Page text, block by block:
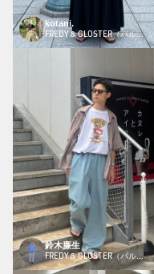
kotani.
FREDY & GLOSTER（パルクローゼット）
鈴木廉生
FREDY & GLOSTER（パルクローゼット）